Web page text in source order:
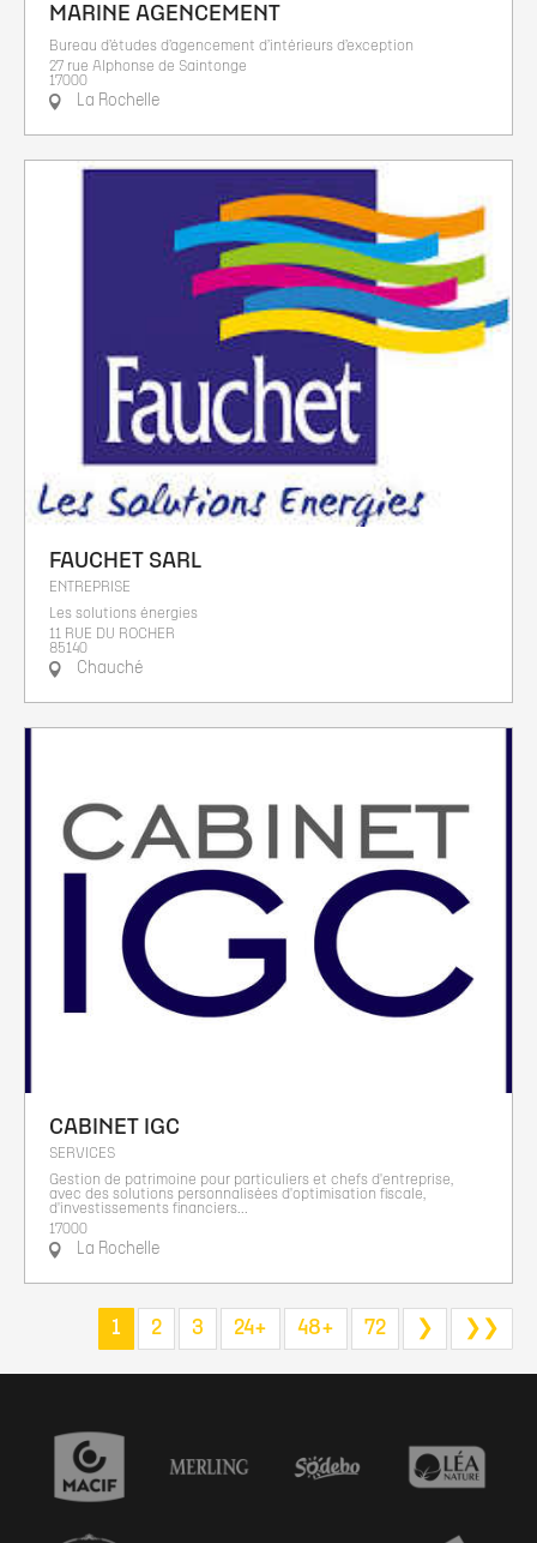
MARINE AGENCEMENT
Bureau d’études d’agencement d’intérieurs d’exception
27 rue Alphonse de Saintonge
17000
La Rochelle
FAUCHET SARL
ENTREPRISE
Les solutions énergies
11 RUE DU ROCHER
85140
Chauché
CABINET IGC
SERVICES
Gestion de patrimoine pour particuliers et chefs d'entreprise,
avec des solutions personnalisées d'optimisation fiscale,
d'investissements financiers...
17000
La Rochelle
1 2 3 24+ 48+ 72 ❯ ❯❯